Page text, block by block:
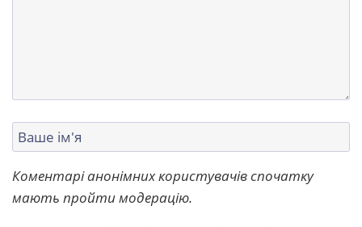
Коментарі анонімних користувачів спочатку
мають пройти модерацію.